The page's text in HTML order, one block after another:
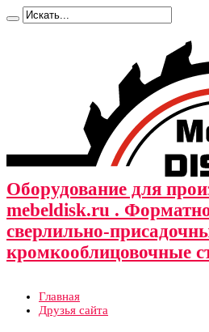
Оборудование для
mebeldisk.ru .
сверлильно-
кромкооблицовочные
Главная
Друзья сайта